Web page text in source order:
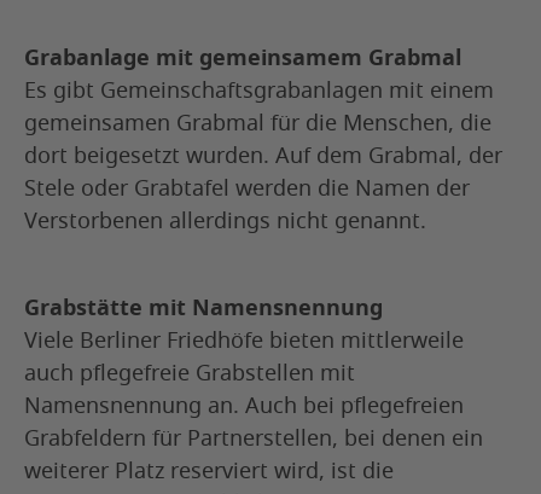
Grabanlage mit gemeinsamem Grabmal
Es gibt Gemeinschaftsgrabanlagen mit einem
gemeinsamen Grabmal für die Menschen, die
dort beigesetzt wurden. Auf dem Grabmal, der
Stele oder Grabtafel werden die Namen der
Verstorbenen allerdings nicht genannt.
Grabstätte mit Namensnennung
Viele Berliner Friedhöfe bieten mittlerweile
auch pflegefreie Grabstellen mit
Namensnennung an. Auch bei pflegefreien
Grabfeldern für Partnerstellen, bei denen ein
weiterer Platz reserviert wird, ist die